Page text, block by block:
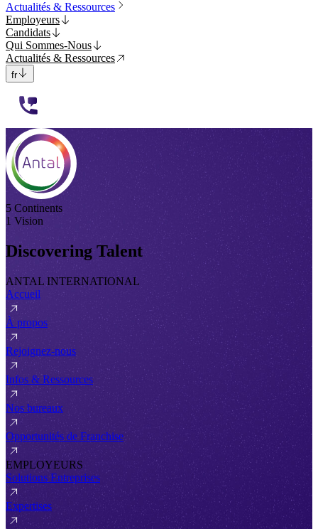
Actualités & Ressources
Employeurs
Candidats
Qui Sommes-Nous
Actualités & Ressources
fr
5 Continents
1 Vision
Discovering Talent
ANTAL INTERNATIONAL
Accueil
À propos
Rejoignez-nous
Infos & Ressources
Nos bureaux
Opportunités de Franchise
EMPLOYEURS
Solutions Entreprises
Expertises